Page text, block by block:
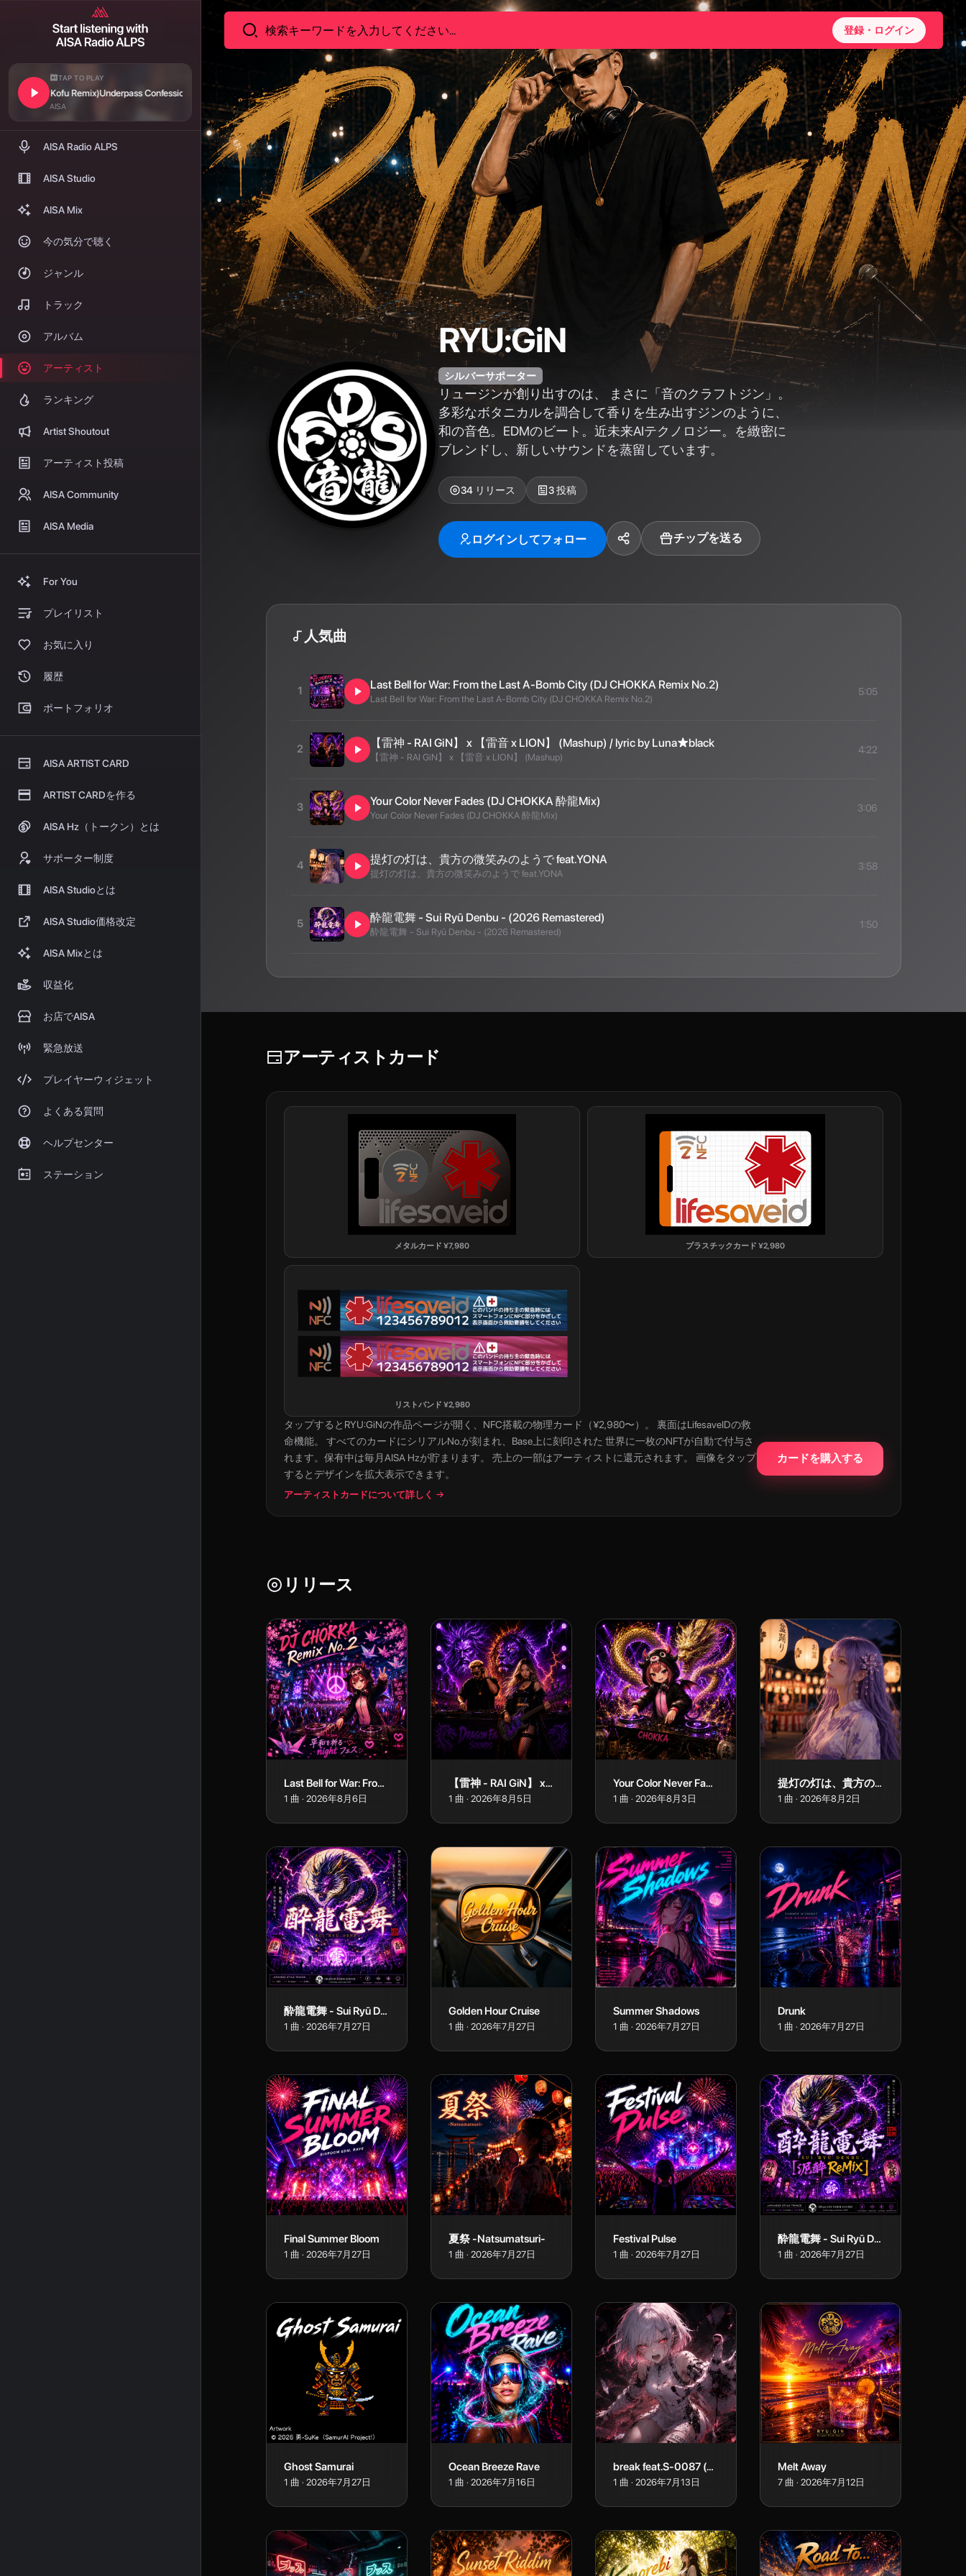
登録・ログイン
TAP TO PLAY
Kofu Remix)Underpass Confession (TK & Kofu Remix)
AISA
AISA Radio ALPS
AISA Studio
AISA Mix
今の気分で聴く
ジャンル
トラック
アルバム
アーティスト
ランキング
Artist Shoutout
アーティスト投稿
AISA Community
AISA Media
For You
プレイリスト
お気に入り
履歴
ポートフォリオ
AISA ARTIST CARD
ARTIST CARDを作る
AISA Hz（トークン）とは
サポーター制度
AISA Studioとは
AISA Studio価格改定
AISA Mixとは
収益化
お店でAISA
緊急放送
プレイヤーウィジェット
よくある質問
ヘルプセンター
ステーション
RYU:GiN
シルバーサポーター
リュージンが創り出すのは、 まさに「音のクラフトジン」。
多彩なボタニカルを調合して香りを生み出すジンのように、
和の音色。EDMのビート。近未来AIテクノロジー。を緻密に
ブレンドし、新しいサウンドを蒸留しています。
34 リリース 3投稿
ログインしてフォロー チップを送る
人気曲
1 Last Bell for War: From the Last A-Bomb City (DJ CHOKKA Remix No.2)
Last Bell for War: From the Last A-Bomb City (DJ CHOKKA Remix No.2)
5:05
2 【雷神 - RAI GiN】 x 【雷音 x LION】 (Mashup) / lyric by Luna★black
【雷神 - RAI GiN】 x 【雷音 x LION】 (Mashup)
4:22
3 Your Color Never Fades (DJ CHOKKA 酔龍Mix)
Your Color Never Fades (DJ CHOKKA 酔龍Mix)
3:06
4 提灯の灯は、貴方の微笑みのようで feat.YONA
提灯の灯は、貴方の微笑みのようで feat.YONA
3:58
5 酔龍電舞 - Sui Ryū Denbu - (2026 Remastered)
酔龍電舞 - Sui Ryū Denbu - (2026 Remastered)
1:50
アーティストカード
メタルカード ¥7,980 プラスチックカード ¥2,980
リストバンド ¥2,980
タップすると RYU:GiNの作品ページが開く、NFC搭載の物理カード（¥2,980〜）。 裏面はLifesaveIDの救
命機能。 すべてのカードにシリアルNo.が刻まれ、Base上に刻印された 世界に一枚のNFTが自動で付与さ
れます。保有中は毎月AISA Hzが貯まります。 売上の一部はアーティストに還元されます。 画像をタップ
するとデザインを拡大表示できます。
アーティストカードについて詳しく →
カードを購入する
リリース
Last Bell for War: From the Last A-Bomb City (DJ CHOKKA Remix No.2)
1 曲 · 2026年8月6日
【雷神 - RAI GiN】 x 【雷音 x LION】 (Mashup)
1 曲 · 2026年8月5日
Your Color Never Fades (DJ CHOKKA 酔龍Mix)
1 曲 · 2026年8月3日
提灯の灯は、貴方の微笑みのようで feat.YONA
1 曲 · 2026年8月2日
酔龍電舞 - Sui Ryū Denbu - (2026 Remastered)
1 曲 · 2026年7月27日
Golden Hour Cruise
1 曲 · 2026年7月27日
Summer Shadows
1 曲 · 2026年7月27日
Drunk
1 曲 · 2026年7月27日
Final Summer Bloom
1 曲 · 2026年7月27日
夏祭 -Natsumatsuri-
1 曲 · 2026年7月27日
Festival Pulse
1 曲 · 2026年7月27日
酔龍電舞 - Sui Ryū Denbu - [ 泥酔 ReMIx ]
1 曲 · 2026年7月27日
Ghost Samurai
1 曲 · 2026年7月27日
Ocean Breeze Rave
1 曲 · 2026年7月16日
break feat.S-0087 (Hana)
1 曲 · 2026年7月13日
Melt Away
7 曲 · 2026年7月12日